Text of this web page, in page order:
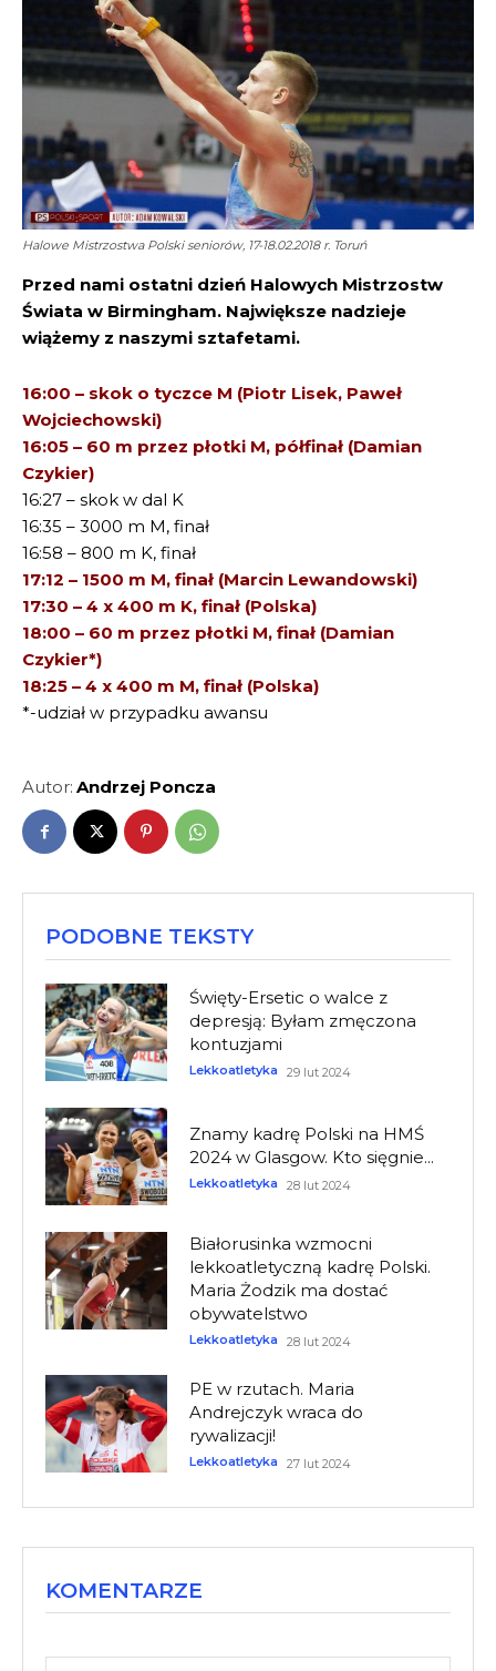
Halowe Mistrzostwa Polski seniorów, 17-18.02.2018 r. Toruń
Przed nami ostatni dzień Halowych Mistrzostw
Świata w Birmingham. Największe nadzieje
wiążemy z naszymi sztafetami.
16:00 – skok o tyczce M (Piotr Lisek, Paweł
Wojciechowski)
16:05 – 60 m przez płotki M, półfinał (Damian
Czykier)
16:27 – skok w dal K
16:35 – 3000 m M, finał
16:58 – 800 m K, finał
17:12 – 1500 m M, finał (Marcin Lewandowski)
17:30 – 4 x 400 m K, finał (Polska)
18:00 – 60 m przez płotki M, finał (Damian
Czykier*)
18:25 – 4 x 400 m M, finał (Polska)
*-udział w przypadku awansu
Autor: Andrzej Poncza
PODOBNE TEKSTY
Święty-Ersetic o walce z
depresją: Byłam zmęczona
kontuzjami
Lekkoatletyka 29 lut 2024
Znamy kadrę Polski na HMŚ
2024 w Glasgow. Kto sięgnie...
Lekkoatletyka 28 lut 2024
Białorusinka wzmocni
lekkoatletyczną kadrę Polski.
Maria Żodzik ma dostać
obywatelstwo
Lekkoatletyka 28 lut 2024
PE w rzutach. Maria
Andrejczyk wraca do
rywalizacji!
Lekkoatletyka 27 lut 2024
KOMENTARZE